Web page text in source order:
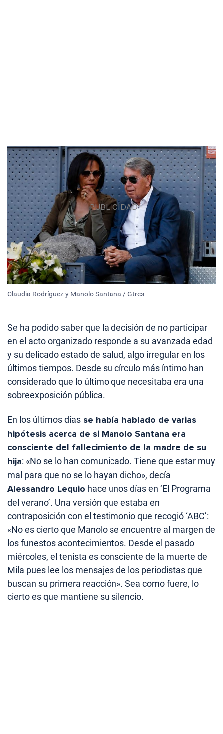
Claudia Rodríguez y Manolo Santana / Gtres
Se ha podido saber que la decisión de no participar
en el acto organizado responde a su avanzada edad
y su delicado estado de salud, algo irregular en los
últimos tiempos. Desde su círculo más íntimo han
considerado que lo último que necesitaba era una
sobreexposición pública.
En los últimos días se había hablado de varias
hipótesis acerca de si Manolo Santana era
consciente del fallecimiento de la madre de su
hija: «No se lo han comunicado. Tiene que estar muy
mal para que no se lo hayan dicho», decía
Alessandro Lequio hace unos días en ‘El Programa
del verano’. Una versión que estaba en
contraposición con el testimonio que recogió ‘ABC’:
«No es cierto que Manolo se encuentre al margen de
los funestos acontecimientos. Desde el pasado
miércoles, el tenista es consciente de la muerte de
Mila pues lee los mensajes de los periodistas que
buscan su primera reacción». Sea como fuere, lo
cierto es que mantiene su silencio.